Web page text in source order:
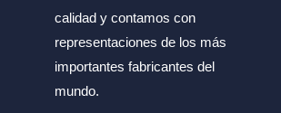
calidad y contamos con
representaciones de los más
importantes fabricantes del
mundo.